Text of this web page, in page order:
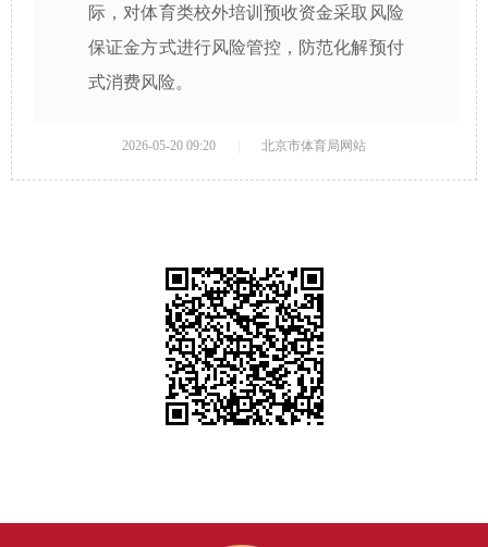
际，对体育类校外培训预收资金采取风险
保证金方式进行风险管控，防范化解预付
式消费风险。
2026-05-20 09:20 北京市体育局网站